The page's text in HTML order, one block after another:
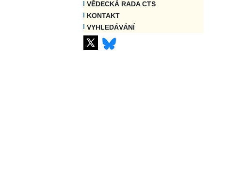
VĚDECKÁ RADA CTS
KONTAKT
VYHLEDÁVÁNÍ